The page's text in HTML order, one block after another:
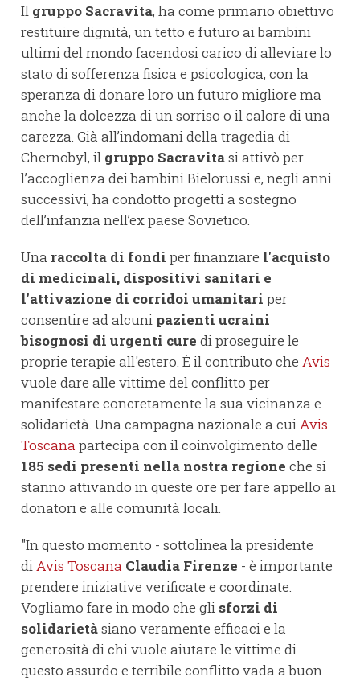
Il gruppo Sacravita, ha come primario obiettivo
restituire dignità, un tetto e futuro ai bambini
ultimi del mondo facendosi carico di alleviare lo
stato di sofferenza fisica e psicologica, con la
speranza di donare loro un futuro migliore ma
anche la dolcezza di un sorriso o il calore di una
carezza. Già all’indomani della tragedia di
Chernobyl, il gruppo Sacravitasi attivò per
l’accoglienza dei bambini Bielorussi e, negli anni
successivi, ha condotto progetti a sostegno
dell’infanzia nell’ex paese Sovietico.
Una raccolta di fondi per finanziare l'acquisto
di medicinali, dispositivi sanitari e
l'attivazione di corridoi umanitari per
consentire ad alcuni pazienti ucraini
bisognosi di urgenti cure di proseguire le
proprie terapie all'estero. È il contributo che Avis
vuole dare alle vittime del conflitto per
manifestare concretamente la sua vicinanza e
solidarietà. Una campagna nazionale a cuiAvis
Toscana partecipa con il coinvolgimento delle
185 sedi presenti nella nostra regione che si
stanno attivando in queste ore per fare appello ai
donatori e alle comunità locali.
"In questo momento - sottolinea la presidente
diAvis Toscana Claudia Firenze - è importante
prendere iniziative verificate e coordinate.
Vogliamo fare in modo che gli sforzi di
solidarietàsiano veramente efficaci e la
generosità di chi vuole aiutare le vittime di
questo assurdo e terribile conflitto vada a buon